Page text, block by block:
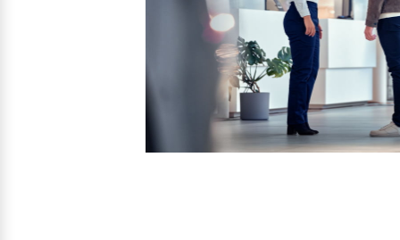
Mehr erfahren
Finanzierung & Leasing